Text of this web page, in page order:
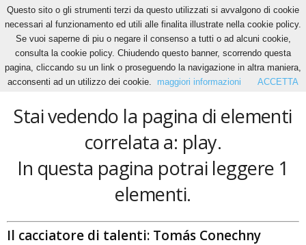
Home Tags Play
play
Stai vedendo la pagina di elementi
correlata a: play.
In questa pagina potrai leggere 1
elementi.
Il cacciatore di talenti: Tomás Conechny
Questo sito o gli strumenti terzi da questo utilizzati si avvalgono di cookie
necessari al funzionamento ed utili alle finalita illustrate nella cookie policy.
Se vuoi saperne di piu o negare il consenso a tutti o ad alcuni cookie,
consulta la cookie policy. Chiudendo questo banner, scorrendo questa
pagina, cliccando su un link o proseguendo la navigazione in altra maniera,
acconsenti ad un utilizzo dei cookie.
maggiori informazioni ACCETTA